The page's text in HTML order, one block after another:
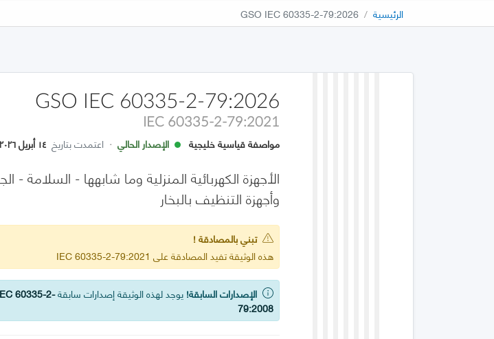
الرئيسية GSO IEC 60335-2-79:2026
GSO IEC 60335-2-79:2026
IEC 60335-2-79:2021
مواصفة قياسية خليجية الإصدار الحالي · اعتمدت بتاريخ ١٤ أبريل ٢٠٢٦
وأجهزة التنظيف بالبخار
تبني بالمصادقة !
هذه الوثيقة تفيد المصادقة على IEC 60335-2-79:2021
الإصدارات السابقة! يوجد لهذه الوثيقة إصدارات سابقة60335-2-
79:2008